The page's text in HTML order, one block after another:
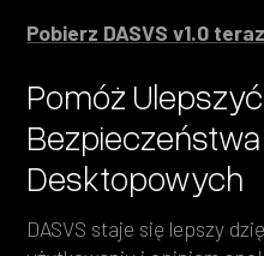
Pobierz DASVS v1.0 teraz
Pomóż
Desktopowych
DASVS staje się lepszy